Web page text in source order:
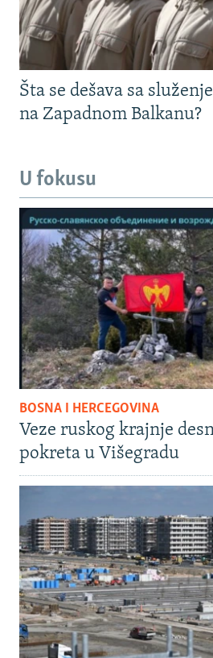
Šta se dešava sa
na Zapadnom Balkanu?
U fokusu
BOSNA I HERCEGOVINA
Veze ruskog krajnje
pokreta u Višegradu